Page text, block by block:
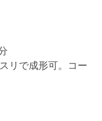
リで成形可。コー